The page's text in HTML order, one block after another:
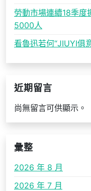
勞動市場連續18季度
5000人
看魯迅若何“JIUYI俱
近期留言
尚無留言可供顯示。
彙整
2026 年 8 月
2026 年 7 月